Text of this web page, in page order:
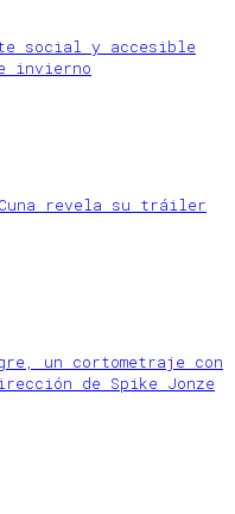
social y accesible
invierno
Cuna revela su tráiler
un cortometraje con
de Spike Jonze